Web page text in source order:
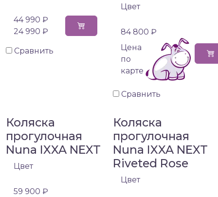
44 990 ₽
24 990 ₽
Сравнить
Цвет
84 800 ₽
Цена
по
карте
Сравнить
Коляска
прогулочная
Nuna IXXA NEXT
Цвет
59 900 ₽
Коляска
прогулочная
Nuna IXXA NEXT
Riveted Rose
Цвет